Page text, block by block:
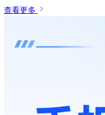
查看更多